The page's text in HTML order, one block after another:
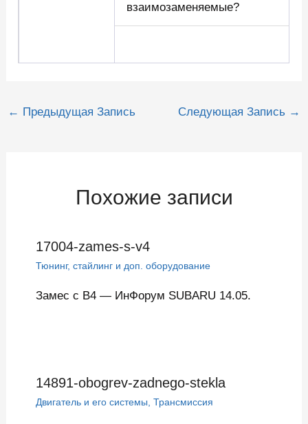
взаимозаменяемые?
Навигация
← Предыдущая Запись Следующая Запись →
Похожие записи
17004-zames-s-v4
Тюнинг, стайлинг и доп. оборудование
Замес с В4 — ИнФорум SUBARU 14.05.
14891-obogrev-zadnego-stekla
Двигатель и его системы Трансмиссия